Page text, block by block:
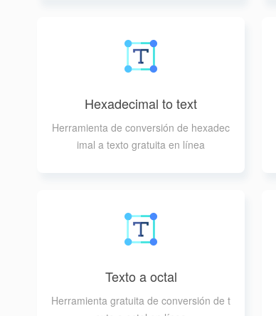
Hexadecimal to text
Herramienta de conversión de hexadec
imal a texto gratuita en línea
Texto a octal
Herramienta gratuita de conversión de t